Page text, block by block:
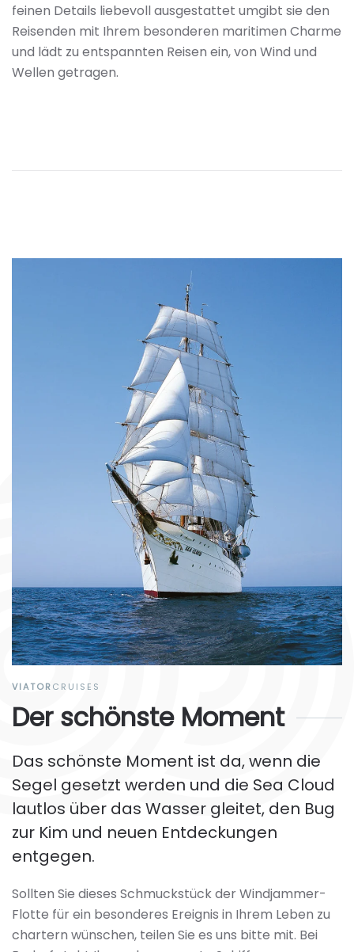
feinen Details liebevoll ausgestattet umgibt sie den
Reisenden mit Ihrem besonderen maritimen Charme
und lädt zu entspannten Reisen ein, von Wind und
Wellen getragen.
VIATORCRUISES
Der schönste Moment
Das schönste Moment ist da, wenn die
Segel gesetzt werden und die Sea Cloud
lautlos über das Wasser gleitet, den Bug
zur Kim und neuen Entdeckungen
entgegen.
Sollten Sie dieses Schmuckstück der Windjammer-
Flotte für ein besonderes Ereignis in Ihrem Leben zu
chartern wünschen, teilen Sie es uns bitte mit. Bei